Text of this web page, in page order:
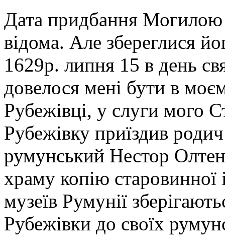
Дата придбання Могилою
відома. Але збереглися
1629р. липня 15 в день
довелося мені бути в
Рубежівці, у слуги мого
Рубежівку приїздив
румунський Нестор
храму копію
музеїв Румунії
Рубежівки до своїх